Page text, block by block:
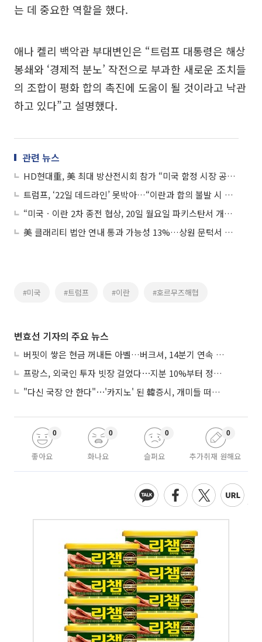
는 데 중요한 역할을 했다.
애나 켈리 백악관 부대변인은 “트럼프 대통령은 해상
봉쇄와 ‘경제적 분노’ 작전으로 부과한 새로운 조치들
의 조합이 평화 합의 촉진에 도움이 될 것이라고 낙관
하고 있다”고 설명했다.
관련 뉴스
HD현대重, 美 최대 방산전시회 참가 “미국 함정 시장 공략”
트럼프, ‘22일 데드라인’ 못박아…“이란과 합의 불발 시 공습 재개”
“미국ㆍ이란 2차 종전 협상, 20일 월요일 파키스탄서 개최 전망”
美 클래리티 법안 연내 통과 가능성 13%…상원 문턱서 제동
#미국 #트럼프 #이란 #호르무즈해협
변효선 기자의 주요 뉴스
버핏이 쌓은 현금 꺼내든 아벨…버크셔, 14분기 연속 주식 순매도 종료
프랑스, 외국인 투자 빗장 걸었다⋯지분 10%부터 정부가 승인
"다신 국장 안 한다"⋯'카지노' 된 韓증시, 개미들 떠난다
좋아요
0
화나요
0
슬퍼요
0
추가취재 원해요
0